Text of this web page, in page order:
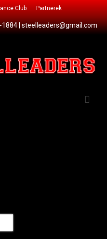
Club Partnerek
1884 |steelleaders@gmail.com